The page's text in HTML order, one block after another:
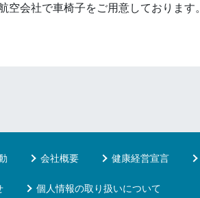
会社で車椅子をご用意しております。
会社概要 健康経営宣言
個人情報の取り扱いについて